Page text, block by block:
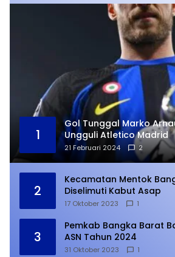
1
Gol Tunggal Marko
Ungguli Atletico Madrid
21 Februari 2024 2
2
Kecamatan Mentok
Diselimuti Kabut Asap
17 Oktober 2023 1
3
Pemkab Bangka Barat
ASN Tahun 2024
31 Oktober 2023 1